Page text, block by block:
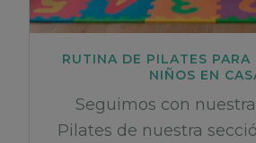
RUTINA DE PILATES PARA
NIÑOS EN
Seguimos con
Pilates de nuestra